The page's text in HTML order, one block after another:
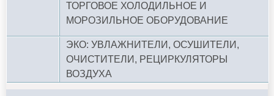
ТОРГОВОЕ ХОЛОДИЛЬНОЕ И
МОРОЗИЛЬНОЕ ОБОРУДОВАНИЕ
ЭКО: УВЛАЖНИТЕЛИ, ОСУШИТЕЛИ,
ОЧИСТИТЕЛИ, РЕЦИРКУЛЯТОРЫ
ВОЗДУХА